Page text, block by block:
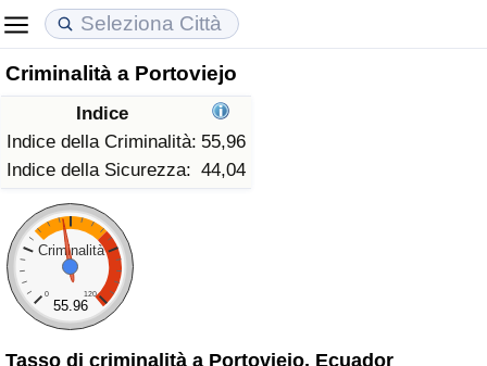
Criminalità a Portoviejo
Indice
Indice della Criminalità: 55,96
Indice della Sicurezza: 44,04
Criminalità
0 120
55.96
Tasso di criminalità a Portoviejo, Ecuador
Costo della vita
Indice Del Costo Della Vita (corrente)
Indice Del Costo Della Vita
Indice del Costo della Vita per Nazione
ad Aqaba
Prezzi degli immobili
Indice del Prezzo delle Case (Corrente)
Indice del Prezzo delle Case
Indice del Prezzo delle Case per Nazione
Qualità della Vita
Indice della Qualità della Vita
Indice della Qualità della Vita (Corrente)
Indice della qualità della vita per Paese
Criminalità
Indice del Tasso di Criminalità (Corrente)